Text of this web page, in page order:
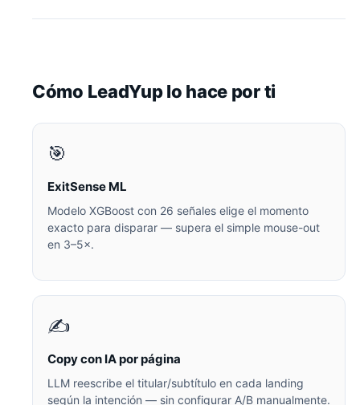
Cómo LeadYup lo hace por ti
🎯
ExitSense ML
Modelo XGBoost con 26 señales elige el momento
exacto para disparar — supera el simple mouse-out
en 3–5×.
✍️
Copy con IA por página
LLM reescribe el titular/subtítulo en cada landing
según la intención — sin configurar A/B manualmente.